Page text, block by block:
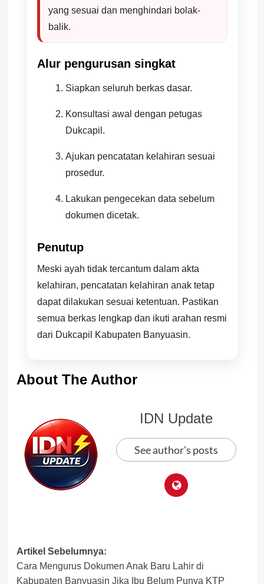
yang sesuai dan menghindari bolak-
balik.
Alur pengurusan singkat
Siapkan seluruh berkas dasar.
Konsultasi awal dengan petugas
Dukcapil.
Ajukan pencatatan kelahiran sesuai
prosedur.
Lakukan pengecekan data sebelum
dokumen dicetak.
Penutup
Meski ayah tidak tercantum dalam akta
kelahiran, pencatatan kelahiran anak tetap
dapat dilakukan sesuai ketentuan. Pastikan
semua berkas lengkap dan ikuti arahan resmi
dari Dukcapil Kabupaten Banyuasin.
About The Author
IDN Update
See author's posts
Post
navigation
Artikel Sebelumnya:
Cara Mengurus Dokumen Anak Baru Lahir di
Kabupaten Banyuasin Jika Ibu Belum Punya KTP